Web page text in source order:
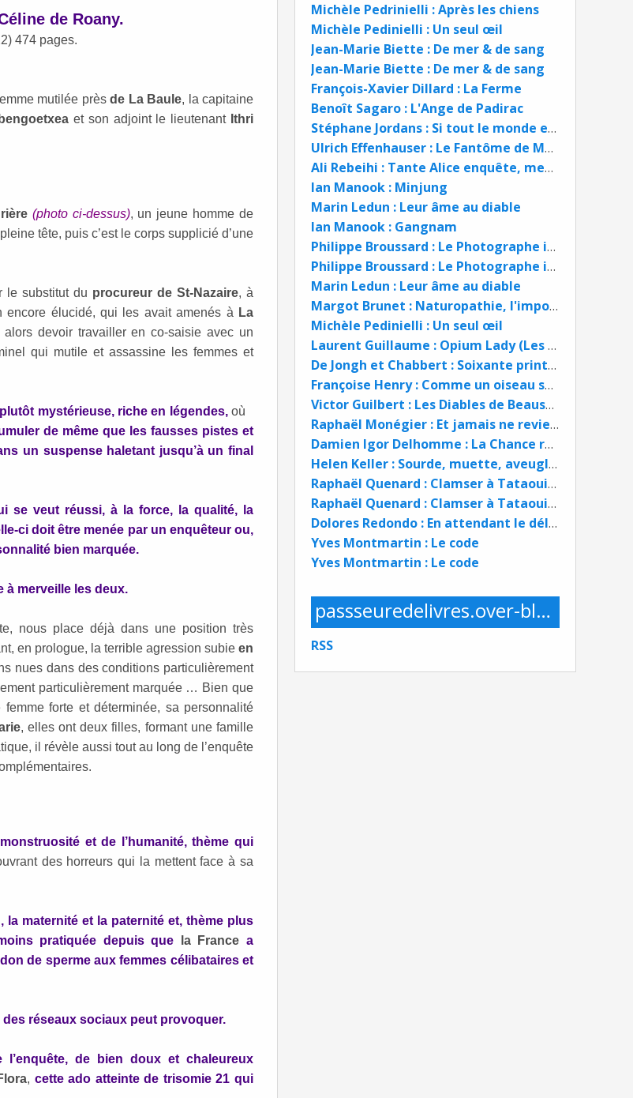
Michèle Pedrinielli : Après les chiens
Michèle Pedinielli : Un seul œil
Jean-Marie Biette : De mer & de sang
Jean-Marie Biette : De mer & de sang
François-Xavier Dillard : La Ferme
Benoît Sagaro : L'Ange de Padirac
Stéphane Jordans : Si tout le monde est coupable, alors personne ne l'est
Ulrich Effenhauser : Le Fantôme de Mexico
Ali Rebeihi : Tante Alice enquête, meurtres en chaîne
Ian Manook : Minjung
Marin Ledun : Leur âme au diable
Ian Manook : Gangnam
Philippe Broussard : Le Photographe inconnu de l'Occupation
Philippe Broussard : Le Photographe inconnu de l'Occupation
Marin Ledun : Leur âme au diable
Margot Brunet : Naturopathie, l'imposture scientifique
Michèle Pedinielli : Un seul œil
Laurent Guillaume : Opium Lady (Les dames de guerre)
De Jongh et Chabbert : Soixante printemps en hiver
Françoise Henry : Comme un oiseau sans ailes
Victor Guilbert : Les Diables de Beausanges
Raphaël Monégier : Et jamais ne reviens
Damien Igor Delhomme : La Chance rouge
Helen Keller : Sourde, muette, aveugle. Histoire de ma vie
Raphaël Quenard : Clamser à Tataouine
Raphaël Quenard : Clamser à Tataouine
Dolores Redondo : En attendant le déluge
Yves Montmartin : Le code
Yves Montmartin : Le code
passseuredelivres.over-blog.com
RSS
de Roany.
474 pages.
mutilée prèsde La Baule, la capitaine
et son adjoint le lieutenant Ithri
(photo ci-dessus), un jeune homme de
tête, puis c’est le corps supplicié d’une
le substitut du procureur de St-Nazaire, à
élucidé, qui les avait amenés à La
alors devoir travailler en co-saisie avec un
qui mutile et assassine les femmes et
mystérieuse, riche en légendes,où
de même que les fausses pistes et
un suspense haletant jusqu’à un final
se veut réussi, à la force, la qualité, la
ci doit être menée par un enquêteur ou,
bien marquée.
à merveille les deux.
nous place déjà dans une position très
en prologue, la terrible agression subie en
nues dans des conditions particulièrement
particulièrement marquée … Bien que
forte et déterminée, sa personnalité
, elles ont deux filles, formant une famille
il révèle aussi tout au long de l’enquête
et de l’humanité, thème qui
des horreurs qui la mettent face à sa
maternité et la paternité et, thème plus
pratiquée depuis que
la France a
de sperme aux femmes célibataires et
réseaux sociaux peut provoquer.
de bien doux et chaleureux
, cette ado atteinte de trisomie 21 qui